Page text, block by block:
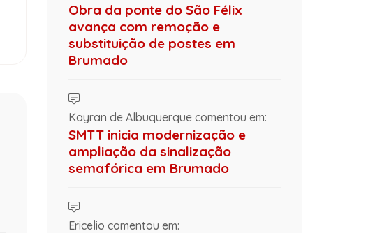
Obra da ponte do São Félix
avança com remoção e
substituição de postes em
Brumado
Kayran de Albuquerque comentou em:
SMTT inicia modernização e
ampliação da sinalização
semafórica em Brumado
Ericelio comentou em: